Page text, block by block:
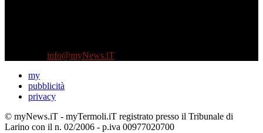
info@myNews.iT
my
pubblicità
privacy
© myNews.iT - myTermoli.iT registrato presso il Tribunale di
Larino con il n. 02/2006 - p.iva 00977020700